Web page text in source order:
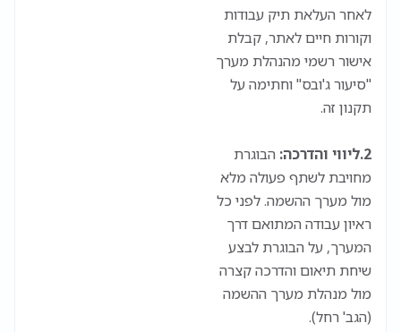
לאחר העלאת תיק עבודות
וקורות חיים לאתר, קבלת
אישור רשמי מהנהלת מערך
"סיעור ג'ובס" וחתימה על
תקנון זה.
2. ליווי והדרכה: הבוגרת
מחויבת לשתף פעולה מלא
מול מערך ההשמה. לפני כל
ראיון עבודה המתואם דרך
המערך, על הבוגרת לבצע
שיחת תיאום והדרכה קצרה
מול מנהלת מערך ההשמה
(הגב' רחל).